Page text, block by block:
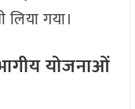
गया।
योजनाओं